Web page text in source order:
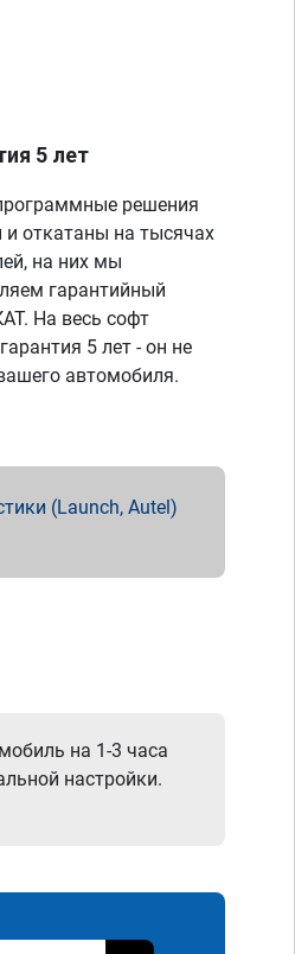
5 лет
решения
и откатаны на тысячах
на них мы
гарантийный
На весь софт
5 лет - он не
автомобиля.
(Launch, Autel)
на 1-3 часа
настройки.